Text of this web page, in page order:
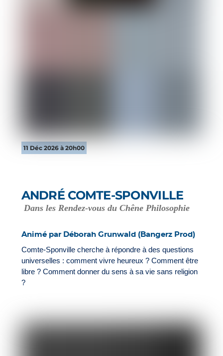
11 Déc 2026 à 20h00
ANDRÉ COMTE-SPONVILLE
Dans les Rendez-vous du Chêne Philosophie
Animé par Déborah Grunwald (Bangerz Prod)
Comte-Sponville cherche à répondre à des questions
universelles : comment vivre heureux ? Comment être
libre ? Comment donner du sens à sa vie sans religion
?